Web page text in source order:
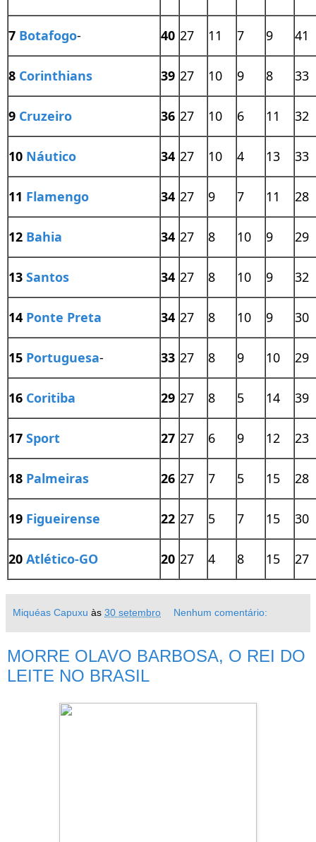
7 Botafogo- 40 27 11 7 9 41
8 Corinthians 39 27 10 9 8 33
9 Cruzeiro 36 27 10 6 11 32
10 Náutico 34 27 10 4 13 33
11 Flamengo 34 27 9 7 11 28
12 Bahia 34 27 8 10 9 29
13 Santos 34 27 8 10 9 32
14 Ponte Preta 34 27 8 10 9 30
15 Portuguesa- 33 27 8 9 10 29
16 Coritiba 29 27 8 5 14 39
17 Sport 27 27 6 9 12 23
18 Palmeiras 26 27 7 5 15 28
19 Figueirense 22 27 5 7 15 30
20 Atlético-GO 20 27 4 8 15 27
Miquéas Capuxu às 30 setembro Nenhum comentário:
MORRE OLAVO BARBOSA, O REI DO
LEITE NO BRASIL